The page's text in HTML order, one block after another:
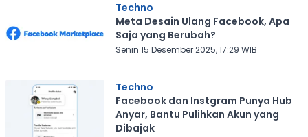
Techno
Meta Desain Ulang Facebook, Apa
Saja yang Berubah?
Senin 15 Desember 2025, 17:29 WIB
Techno
Facebook dan Instgram Punya Hub
Anyar, Bantu Pulihkan Akun yang
Dibajak